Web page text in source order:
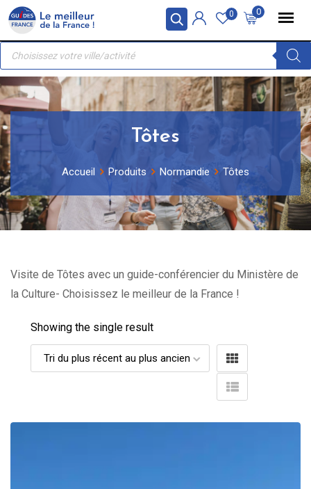
Panneau de gestion des cookies
Skip
content
0
0
Recherche
produits
Tôtes
Accueil Produits Normandie Tôtes
Visite de Tôtes avec un guide-conférencier du Ministère de
la Culture- Choisissez le meilleur de la France !
Showing the single result